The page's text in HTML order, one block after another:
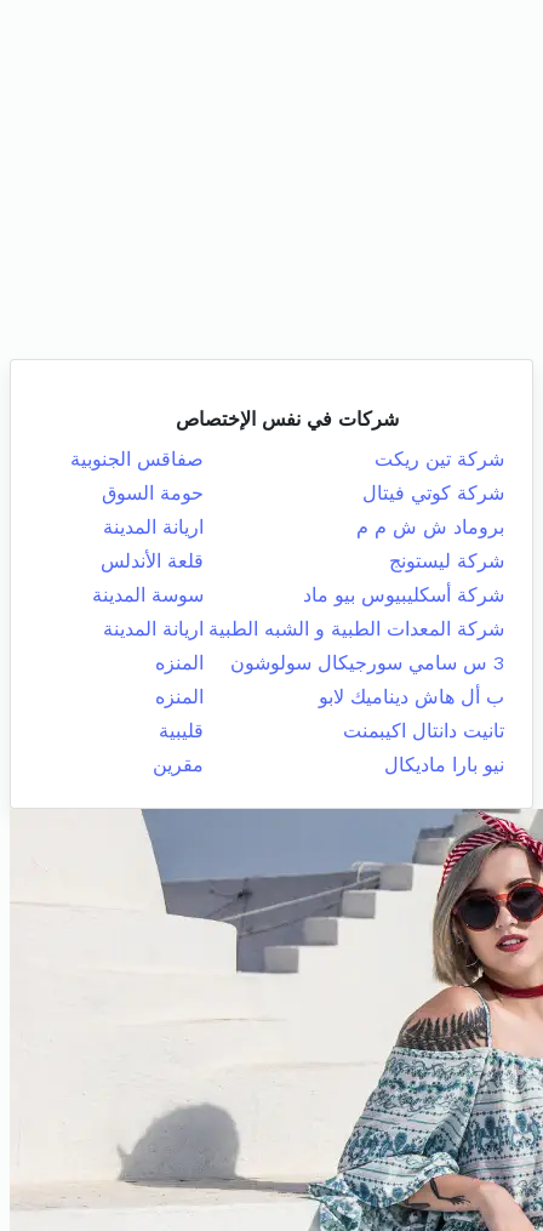
شركات في نفس الإختصاص
شركة تين ريكت
صفاقس الجنوبية
شركة كوتي فيتال
حومة السوق
بروماد ش ش م م
اريانة المدينة
شركة ليستونج
قلعة الأندلس
شركة أسكليبيوس بيو ماد
سوسة المدينة
شركة المعدات الطبية و الشبه الطبية اريانة المدينة
3 س سامي سورجيكال سولوشون
المنزه
ب أل هاش ديناميك لابو
المنزه
تانيت دانتال اكيبمنت
قليبية
نيو بارا ماديكال
مقرين